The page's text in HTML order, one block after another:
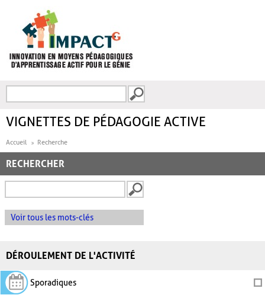
FORMULAIRE DE
VIGNETTES DE PÉDAGOGIE ACTIVE
Accueil Recherche
RECHERCHER
Voir tous les mots-clés
DÉROULEMENT DE L'ACTIVITÉ
Sporadiques